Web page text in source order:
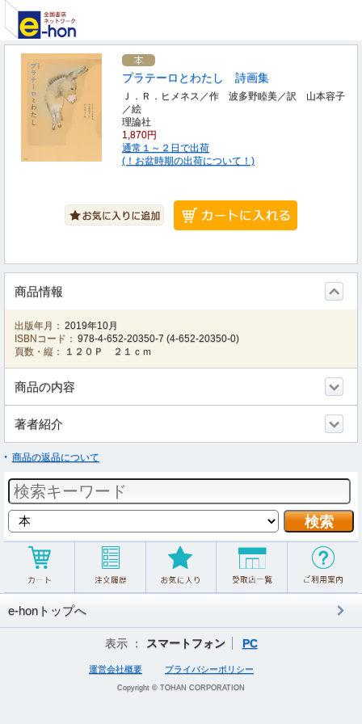
プラテーロとわたし 詩画集
Ｊ．Ｒ．ヒメネス／作 波多野睦美／訳 山本容子
／絵
理論社
1,870円
通常１～２日で出荷
(！お盆時期の出荷について！)
商品情報
出版年月： 2019年10月
ISBNコード： 978-4-652-20350-7 (4-652-20350-0)
頁数・縦：
１２０Ｐ ２１ｃｍ
商品の内容
著者紹介
商品の返品について
e-honトップへ
表示 ： スマートフォン PC
運営会社概要 プライバシーポリシー
Copyright © TOHAN CORPORATION